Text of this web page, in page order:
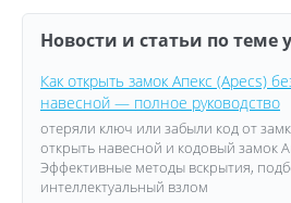
Новости и статьи по теме
Как открыть замок Апекс (Apecs)
навесной — полное руководство
отеряли ключ или забыли код от
открыть навесной и кодовый замок
Эффективные методы вскрытия,
интеллектуальный взлом